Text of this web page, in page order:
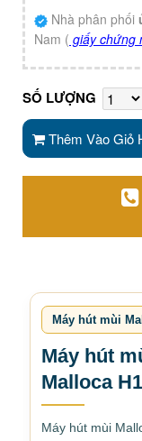
Nhà phân phối
Nam ( giấy chứng
SỐ LƯỢNG
Thêm Vào Giỏ
Máy hút mùi
Máy hút
Malloca
Máy hút mùi